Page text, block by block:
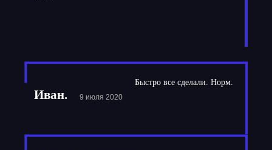
Иван. 9 июля 2020
Быстро все сделали. Норм.